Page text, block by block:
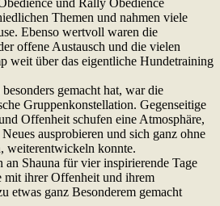
Themen und nahmen viele
Ebenso wertvoll waren die
offene Austausch und die vielen
weit über das eigentliche Hundetraining
gemacht hat, war die
Gruppenkonstellation. Gegenseitige
Offenheit schufen eine Atmosphäre,
ausprobieren und sich ganz ohne
weiterentwickeln konnte.
an Shauna für vier inspirierende Tage
mit ihrer Offenheit und ihrem
etwas ganz Besonderem gemacht